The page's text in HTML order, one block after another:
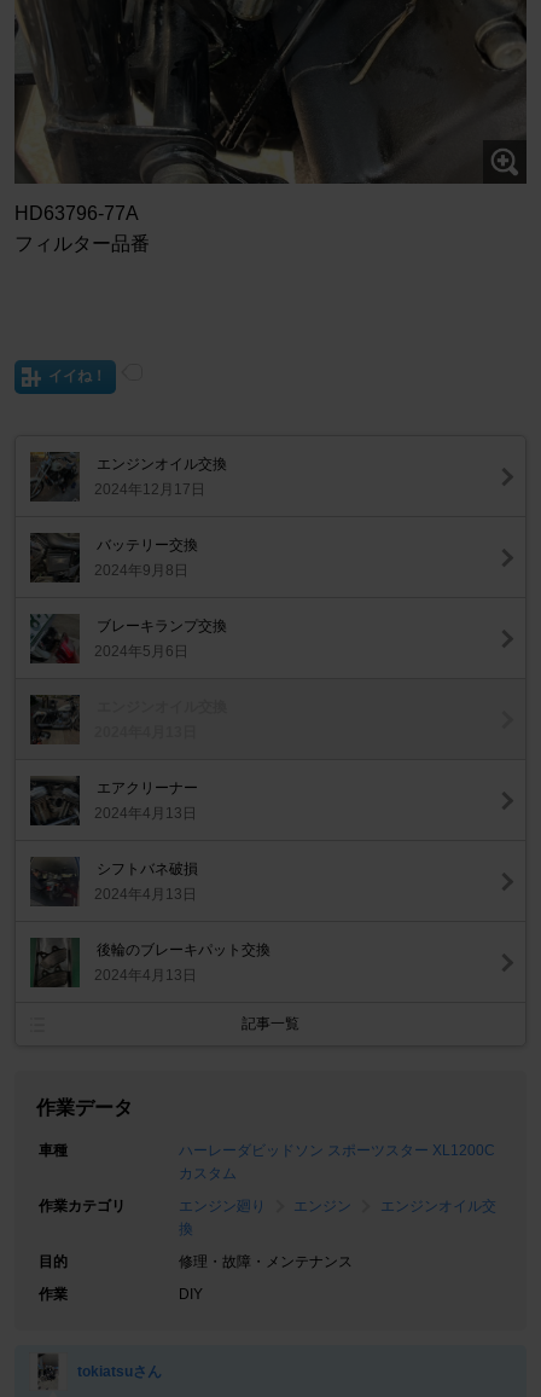
HD63796-77A
フィルター品番
イイね！
エンジンオイル交換
2024年12月17日
バッテリー交換
2024年9月8日
ブレーキランプ交換
2024年5月6日
エアクリーナー
2024年4月13日
シフトバネ破損
2024年4月13日
後輪のブレーキパット交換
2024年4月13日
記事一覧
作業データ
車種
ハーレーダビッドソン スポーツスター XL1200C
カスタム
作業カテゴリ
エンジン廻り エンジン
エンジンオイル交
換
目的
修理・故障・メンテナンス
作業
DIY
tokiatsuさん